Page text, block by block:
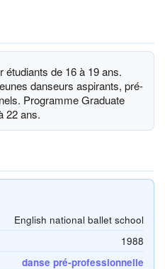
étudiants de 16 à 19 ans.
danseurs aspirants, pré-
Programme Graduate
22 ans.
English national ballet school
1988
danse pré-professionnelle